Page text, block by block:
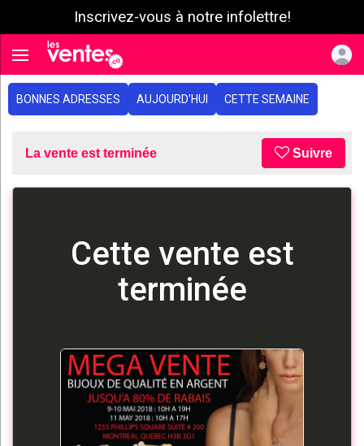
Inscrivez-vous à notre infolettre!
Toggle navigation
BONNES ADRESSES AUJOURD'HUI CETTE SEMAINE
La vente est terminée Suivre
Cette vente est
terminée